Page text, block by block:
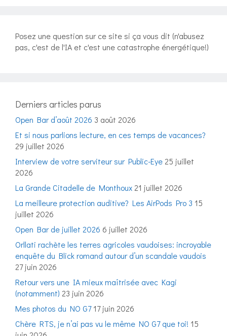
Posez une question sur ce site si ça vous dit (n'abusez
pas, c'est de l'IA et c'est une catastrophe énergétique!)
Derniers articles parus
Open Bar d’août 2026 3 août 2026
Et si nous parlions lecture, en ces temps de vacances?
29 juillet 2026
Interview de votre serviteur sur Public-Eye 25 juillet
2026
La Grande Citadelle de Monthoux 21 juillet 2026
La meilleure protection auditive? Les AirPods Pro 3 15
juillet 2026
Open Bar de juillet 2026 6 juillet 2026
Orllati rachète les terres agricoles vaudoises: incroyable
enquête du Blick romand autour d’un scandale vaudois
27 juin 2026
Retour vers une IA mieux maîtrisée avec Kagi
(notamment) 23 juin 2026
Mes photos du NO G7 17 juin 2026
Chère RTS, je n’ai pas vu le même NO G7 que toi! 15